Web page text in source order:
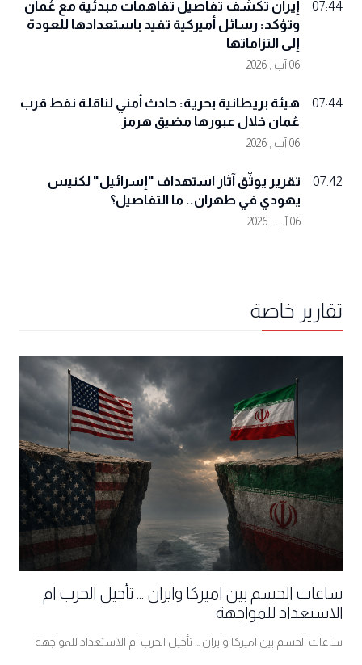
07:44
إيران تكشف تفاصيل تفاهمات مبدئية مع عُمان
وتؤكد: رسائل أميركية تفيد باستعدادها للعودة
إلى التزاماتها
06 آب , 2026
07:44
هيئة بريطانية بحرية: حادث أمني لناقلة نفط قرب
عُمان خلال عبورها مضيق هرمز
06 آب , 2026
07:42
تقرير يوثّق آثار استهداف "إسرائيل" لكنيس
يهودي في طهران.. ما التفاصيل؟
06 آب , 2026
تقارير خاصة
ساعات الحسم بين اميركا وايران ... تأجيل الحرب ام
الاستعداد للمواجهة
ساعات الحسم بين اميركا وايران ... تأجيل الحرب ام الاستعداد للمواجهة